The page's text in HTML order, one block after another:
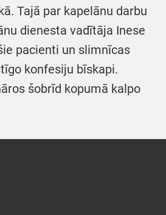
Tajā par kapelānu darbu
dienesta vadītāja Inese
pacienti un slimnīcas
konfesiju bīskapi.
šobrīd kopumā kalpo